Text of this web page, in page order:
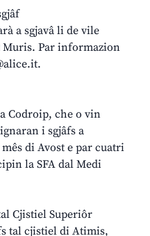
a sgjavâ li de vile
Par informazion
Codroip, che o vin
i sgjâfs a
di Avost e par cuatri
la SFA dal Medi
Cjistiel Superiôr
tal cjistiel di Atimis,